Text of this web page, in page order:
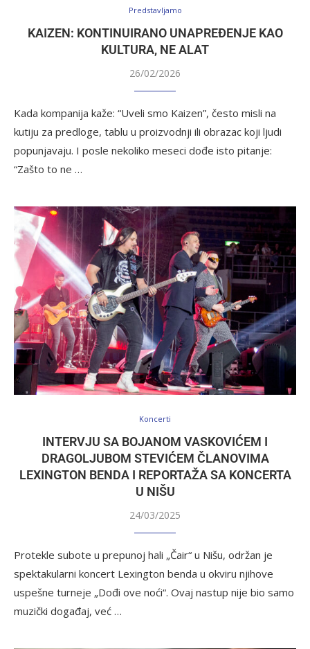
Predstavljamo
KAIZEN: KONTINUIRANO UNAPREĐENJE KAO
KULTURA, NE ALAT
26/02/2026
Kada kompanija kaže: “Uveli smo Kaizen”, često misli na
kutiju za predloge, tablu u proizvodnji ili obrazac koji ljudi
popunjavaju. I posle nekoliko meseci dođe isto pitanje:
“Zašto to ne …
Koncerti
INTERVJU SA BOJANOM VASKOVIĆEM I
DRAGOLJUBOM STEVIĆEM ČLANOVIMA
LEXINGTON BENDA I REPORTAŽA SA KONCERTA
U NIŠU
24/03/2025
Protekle subote u prepunoj hali „Čair“ u Nišu, održan je
spektakularni koncert Lexington benda u okviru njihove
uspešne turneje „Dođi ove noći“. Ovaj nastup nije bio samo
muzički događaj, već …